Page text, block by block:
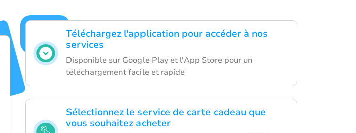
Téléchargez l'application pour accéder à nos
services
Disponible sur Google Play et l'App Store pour un
téléchargement facile et rapide
Sélectionnez le service de carte cadeau que
vous souhaitez acheter